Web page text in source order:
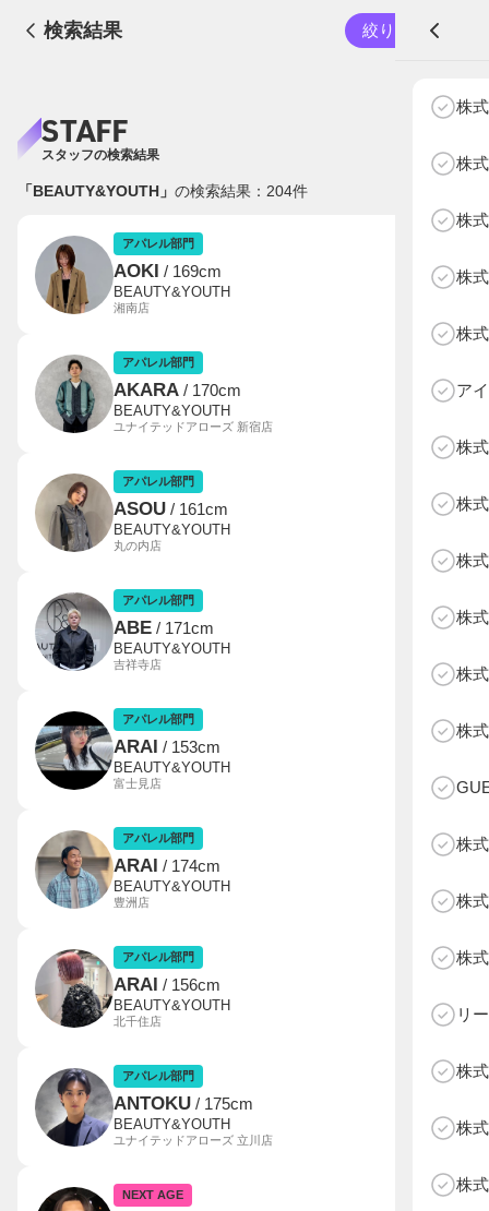
HOME
NEWS
ABOUT SOTY
投票方法
Follow Us
A
株
株
株
株
株
ア
株
株
株
株
株
株
株
株
株
リ
株
株
株
検索結果 絞り込む
STAFF
スタッフの検索結果
「BEAUTY&YOUTH」 の検索結果： 204件
アパレル部門
AOKI / 169cm
BEAUTY&YOUTH
湘南店
アパレル部門
AKARA / 170cm
BEAUTY&YOUTH
ユナイテッドアローズ 新宿店
アパレル部門
ASOU / 161cm
BEAUTY&YOUTH
丸の内店
アパレル部門
ABE / 171cm
BEAUTY&YOUTH
吉祥寺店
アパレル部門
ARAI / 153cm
BEAUTY&YOUTH
富士見店
アパレル部門
ARAI / 174cm
BEAUTY&YOUTH
豊洲店
アパレル部門
ARAI / 156cm
BEAUTY&YOUTH
北千住店
アパレル部門
ANTOKU / 175cm
BEAUTY&YOUTH
ユナイテッドアローズ 立川店
NEXT AGE